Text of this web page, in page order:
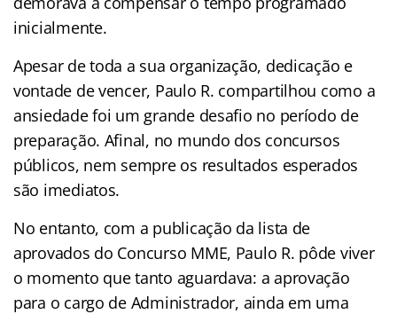
inicialmente.
Apesar de toda a sua organização, dedicação e
vontade de vencer, Paulo R. compartilhou como a
ansiedade foi um grande desafio no período de
preparação. Afinal, no mundo dos concursos
públicos, nem sempre os resultados esperados
são imediatos.
No entanto, com a publicação da lista de
aprovados do Concurso MME, Paulo R. pôde viver
o momento que tanto aguardava: a aprovação
para o cargo de Administrador, ainda em uma